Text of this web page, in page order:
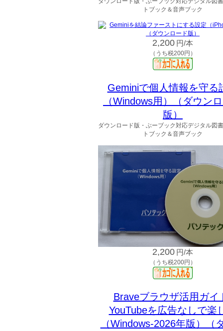
トブック＆音声ブック
2,200 円/本
（うち税200円）
Geminiで個人情報を守る
（Windows用）（ダウン
版）
ダウンロード版・ぶーブック対応デジタル図
トブック＆音声ブック
2,200 円/本
（うち税200円）
Braveブラウザ活用ガイ
YouTubeを広告なしで楽
（Windows-2026年版）（